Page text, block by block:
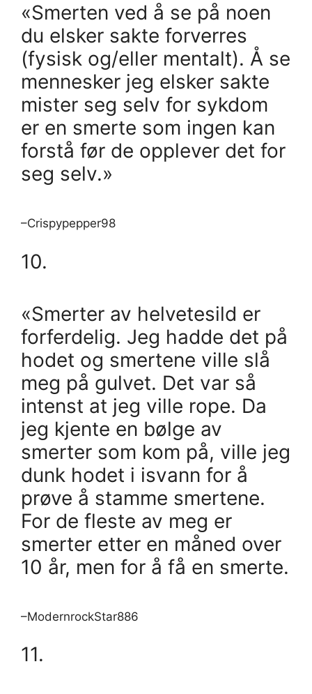
«Smerten ved å se på noen
du elsker sakte forverres
(fysisk og/eller mentalt). Å se
mennesker jeg elsker sakte
mister seg selv for sykdom
er en smerte som ingen kan
forstå før de opplever det for
seg selv.»
–Crispypepper98
10.
«Smerter av helvetesild er
forferdelig. Jeg hadde det på
hodet og smertene ville slå
meg på gulvet. Det var så
intenst at jeg ville rope. Da
jeg kjente en bølge av
smerter som kom på, ville jeg
dunk hodet i isvann for å
prøve å stamme smertene.
For de fleste av meg er
smerter etter en måned over
10 år, men for å få en smerte.
–ModernrockStar886
11.